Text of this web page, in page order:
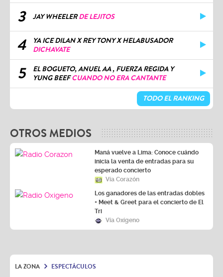
3 JAY WHEELERDE LEJITOS
4
YA ICE DILAN X REY TONY X HELABUSADOR
DICHAVATE
5
EL BOGUETO, ANUEL AA , FUERZA REGIDA Y
YUNG BEEFCUANDO NO ERA CANTANTE
TODO EL RANKING
OTROS MEDIOS
Maná vuelve a Lima: Conoce cuándo
inicia la venta de entradas para su
esperado concierto
Vía Corazón
Los ganadores de las entradas dobles
+ Meet & Greet para el concierto de El
Tri
Vía Oxígeno
LA ZONA ESPECTÁCULOS